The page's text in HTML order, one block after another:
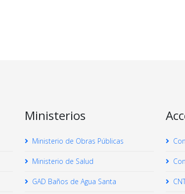
Ministerios
Ministerio de Obras Públicas
Ministerio de Salud
GAD Baños de Agua Santa